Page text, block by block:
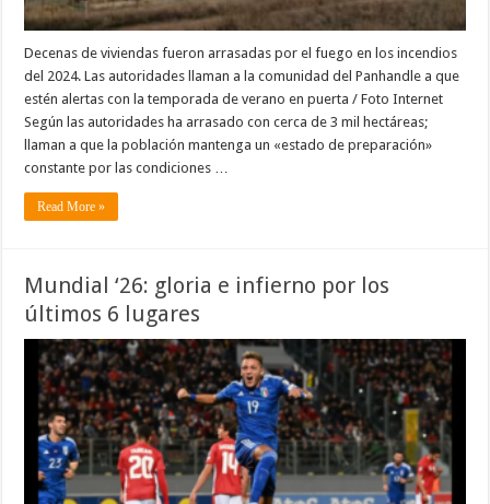
Decenas de viviendas fueron arrasadas por el fuego en los incendios
del 2024. Las autoridades llaman a la comunidad del Panhandle a que
estén alertas con la temporada de verano en puerta / Foto Internet
Según las autoridades ha arrasado con cerca de 3 mil hectáreas;
llaman a que la población mantenga un «estado de preparación»
constante por las condiciones …
Read More »
Mundial ‘26: gloria e infierno por los
últimos 6 lugares